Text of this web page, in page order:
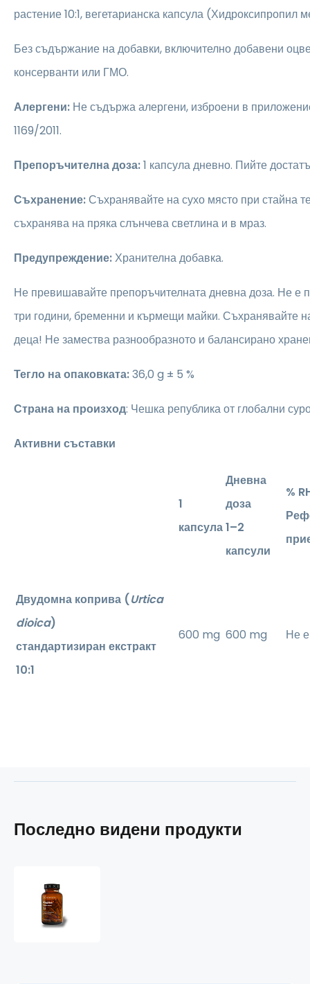
растение 10:1, вегетарианска капсула (Хидроксипропил
Без съдържание на добавки, включително добавени
консерванти или ГМО.
Алергени: Не съдържа алергени, изброени в
1169/2011.
Препоръчителна доза:1 капсула дневно. Пийте
Съхранение:Съхранявайте на сухо място при стайна
съхранява на пряка слънчева светлина и в мраз.
Предупреждение:Хранителна добавка.
Не превишавайте препоръчителната дневна доза. Не е
три години, бременни и кърмещи майки. Съхранявайте
деца! Не замества разнообразното и балансирано
Тегло на опаковката:36,0 g ± 5 %
Страна на произход: Чешка република от глобални
Активни съставки
1
капсула
Дневна
доза
1–2
капсули
%
Двудомна коприва (Urtica
dioica)
стандартизиран екстракт
10:1
600 mg 600 mg Не
Последно видени продукти